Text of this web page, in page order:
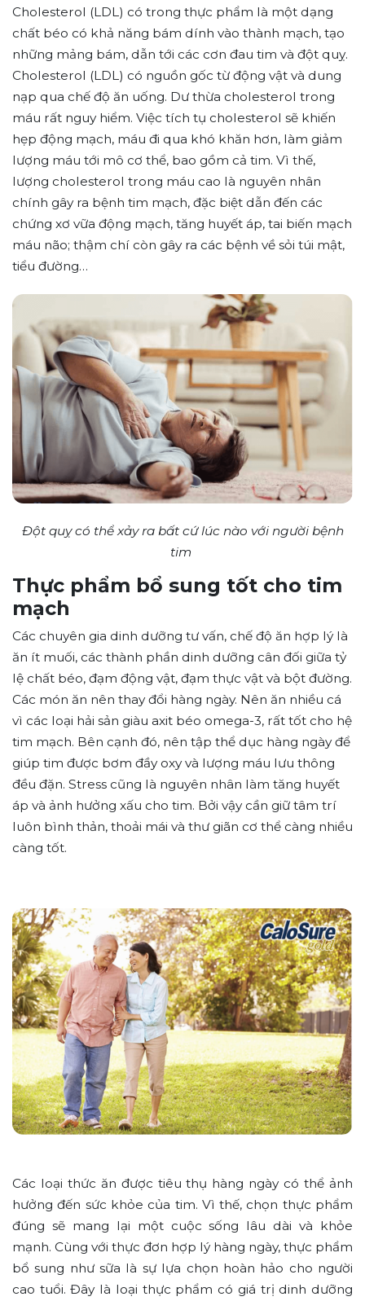
Cholesterol (LDL) có trong thực phẩm là một dạng
chất béo có khả năng bám dính vào thành mạch, tạo
những mảng bám, dẫn tới các cơn đau tim và đột quỵ.
Cholesterol (LDL) có nguồn gốc từ động vật và dung
nạp qua chế độ ăn uống. Dư thừa cholesterol trong
máu rất nguy hiểm. Việc tích tụ cholesterol sẽ khiến
hẹp động mạch, máu đi qua khó khăn hơn, làm giảm
lượng máu tới mô cơ thể, bao gồm cả tim. Vì thế,
lượng cholesterol trong máu cao là nguyên nhân
chính gây ra bệnh tim mạch, đặc biệt dẫn đến các
chứng xơ vữa động mạch, tăng huyết áp, tai biến mạch
máu não; thậm chí còn gây ra các bệnh về sỏi túi mật,
tiểu đường…
Đột quỵ có thể xảy ra bất cứ lúc nào với người bệnh
tim
Thực phẩm bổ sung tốt cho tim
mạch
Các chuyên gia dinh dưỡng tư vấn, chế độ ăn hợp lý là
ăn ít muối, các thành phần dinh dưỡng cân đối giữa tỷ
lệ chất béo, đạm động vật, đạm thực vật và bột đường.
Các món ăn nên thay đổi hàng ngày. Nên ăn nhiều cá
vì các loại hải sản giàu axit béo omega-3, rất tốt cho hệ
tim mạch. Bên cạnh đó, nên tập thể dục hàng ngày để
giúp tim được bơm đầy oxy và lượng máu lưu thông
đều đặn. Stress cũng là nguyên nhân làm tăng huyết
áp và ảnh hưởng xấu cho tim. Bởi vậy cần giữ tâm trí
luôn bình thản, thoải mái và thư giãn cơ thể càng nhiều
càng tốt.
Các loại thức ăn được tiêu thụ hàng ngày có thể ảnh
hưởng đến sức khỏe của tim. Vì thế, chọn thực phẩm
đúng sẽ mang lại một cuộc sống lâu dài và khỏe
mạnh. Cùng với thực đơn hợp lý hàng ngày, thực phẩm
bổ sung như sữa là sự lựa chọn hoàn hảo cho người
cao tuổi. Đây là loại thực phẩm có giá trị dinh dưỡng